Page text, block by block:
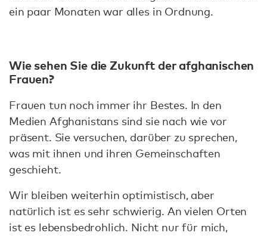
ein paar Monaten war alles in Ordnung.
Wie sehen Sie die Zukunft der afghanischen
Frauen?
Frauen tun noch immer ihr Bestes. In den
Medien Afghanistans sind sie nach wie vor
präsent. Sie versuchen, darüber zu sprechen,
was mit ihnen und ihren Gemeinschaften
geschieht.
Wir bleiben weiterhin optimistisch, aber
natürlich ist es sehr schwierig. An vielen Orten
ist es lebensbedrohlich. Nicht nur für mich,